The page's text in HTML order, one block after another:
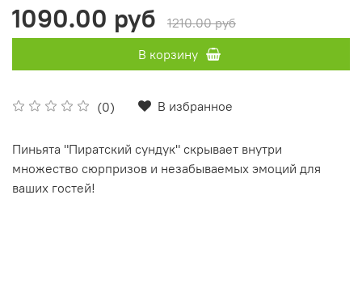
(0) В избранное
1090.00 руб
1210.00 руб
В корзину
Пиньята "Пиратский сундук" скрывает внутри
множество сюрпризов и незабываемых эмоций для
ваших гостей!